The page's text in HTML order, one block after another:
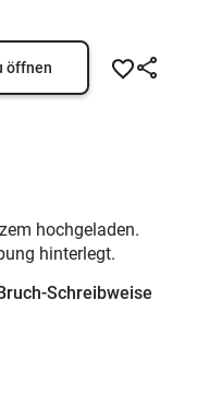
öffnen
hochgeladen.
hinterlegt.
Schreibweise